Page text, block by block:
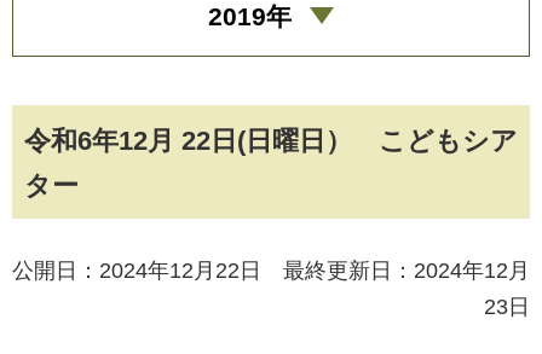
令和6年12月 22日(日曜日） こどもシア
ター
公開日：2024年12月22日 最終更新日：2024年12月
23日
2019年